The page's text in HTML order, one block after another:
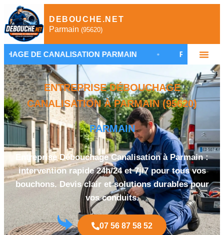
DEBOUCHE.NET
Parmain (95620)
PARMAIN • PLOMBIER
ENTREPRISE DÉBOUCHAGE
CANALISATION À PARMAIN (95620)
PARMAIN
Entreprise Débouchage Canalisation à Parmain :
intervention rapide 24h/24 et 7j/7 pour tous vos
bouchons. Devis clair et solutions durables pour
vos conduits.
07 56 87 58 52